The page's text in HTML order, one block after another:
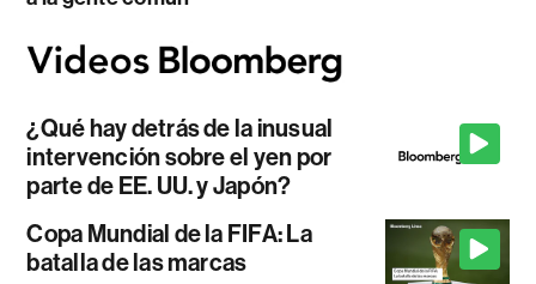
¿Qué hay detrás de la inusual
intervención sobre el yen por
parte de EE. UU. y Japón?
Copa Mundial de la FIFA: La
batalla de las marcas